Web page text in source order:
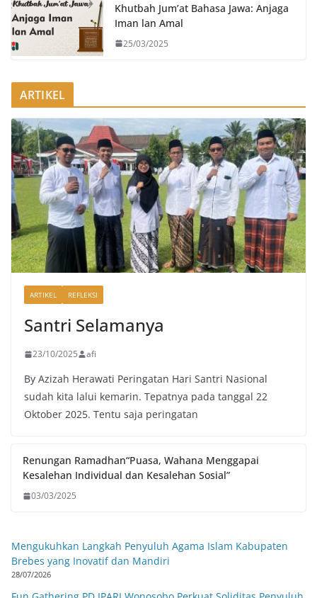
Khutbah Jum’at Bahasa Jawa: Anjaga
Iman lan Amal
25/03/2025
ARTIKEL
ARTIKEL REFLEKSI
Santri Selamanya
23/10/2025 afi
By Azizah Herawati Peringatan Hari Santri Nasional
sudah kita lalui kemarin. Tepatnya pada tanggal 22
Oktober 2025. Tentu saja peringatan
Renungan Ramadhan“Puasa, Wahana Menggapai
Kesalehan Individual dan Kesalehan Sosial”
03/03/2025
Mengukuhkan Langkah Penyuluh Agama Islam Kabupaten
Brebes yang Inovatif dan Mandiri
28/07/2026